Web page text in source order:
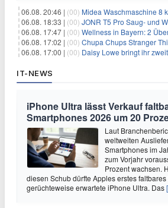
06.08. 20:46 | (00) Midea Waschmaschine 8 kg
06.08. 18:33 | (00) JONR T5 Pro Saug- und
06.08. 17:47 | (00) Wellness in Bayern: 2 Übernachtungen im DAS
06.08. 17:02 | (00) Chupa Chups Stranger Things
06.08. 17:00 | (00) Daisy Lowe bringt ihr
IT-NEWS
iPhone Ultra lässt Verkauf
Smartphones 2026 um 20
Laut
weltweiten
Smartphones im
zum Vorjahr
Prozent wachsen.
diesen Schub dürfte Apples erstes
gerüchteweise erwartete iPhone Ultra. Das